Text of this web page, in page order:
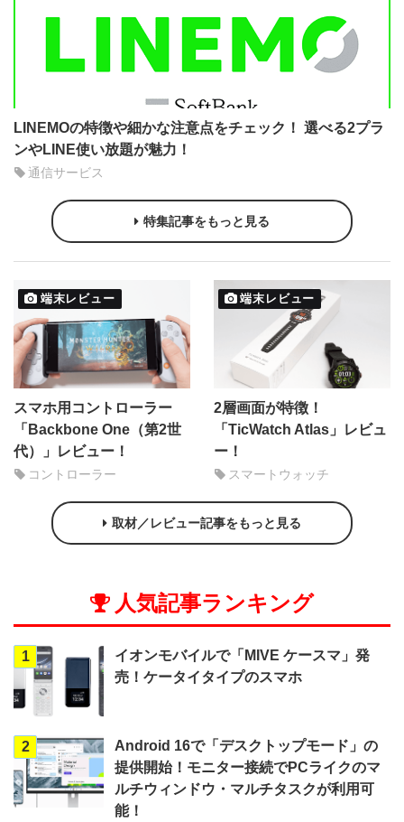
LINEMOの特徴や細かな注意点をチェック！ 選べる2プラ
ンやLINE使い放題が魅力！
通信サービス
特集記事をもっと見る
端末レビュー
スマホ用コントローラー
「Backbone One（第2世
代）」レビュー！
コントローラー
端末レビュー
2層画面が特徴！
「TicWatch Atlas」レビュ
ー！
スマートウォッチ
取材／レビュー記事をもっと見る
人気記事ランキング
1
イオンモバイルで「MIVE ケースマ」発
売！ケータイタイプのスマホ
2
Android 16で「デスクトップモード」の
提供開始！モニター接続でPCライクのマ
ルチウィンドウ・マルチタスクが利用可
能！